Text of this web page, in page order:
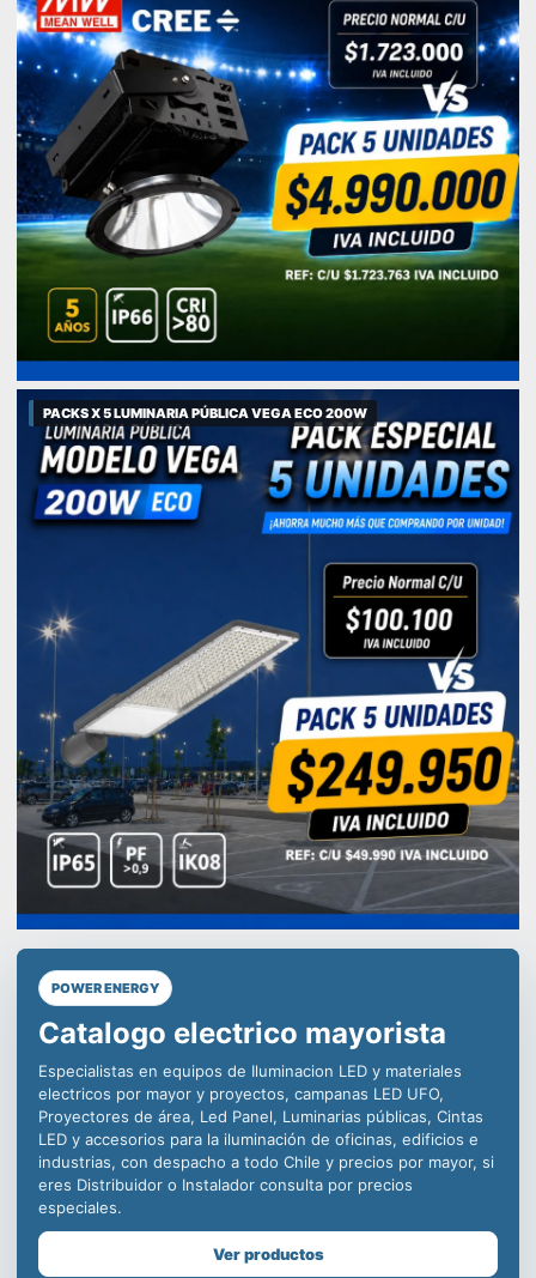
PACKS X 5 LUMINARIA PÚBLICA VEGA ECO 200W
POWER ENERGY
Líderes en equipos de
iluminación LED para la
industria, decenas de
distribuidores en todo Chile
para ofrecer productos de
calidad incomparable.
Somos especialistas en equipos de iluminación comercial,
para la minería, centros deportivos y educacionales, con
productos como campanas LED industriales, paneles led para